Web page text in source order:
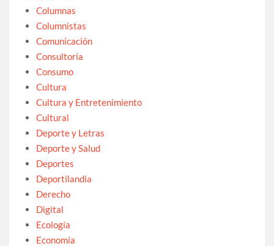
Columnas
Columnistas
Comunicación
Consultoría
Consumo
Cultura
Cultura y Entretenimiento
Cultural
Deporte y Letras
Deporte y Salud
Deportes
Deportilandia
Derecho
Digital
Ecología
Economía